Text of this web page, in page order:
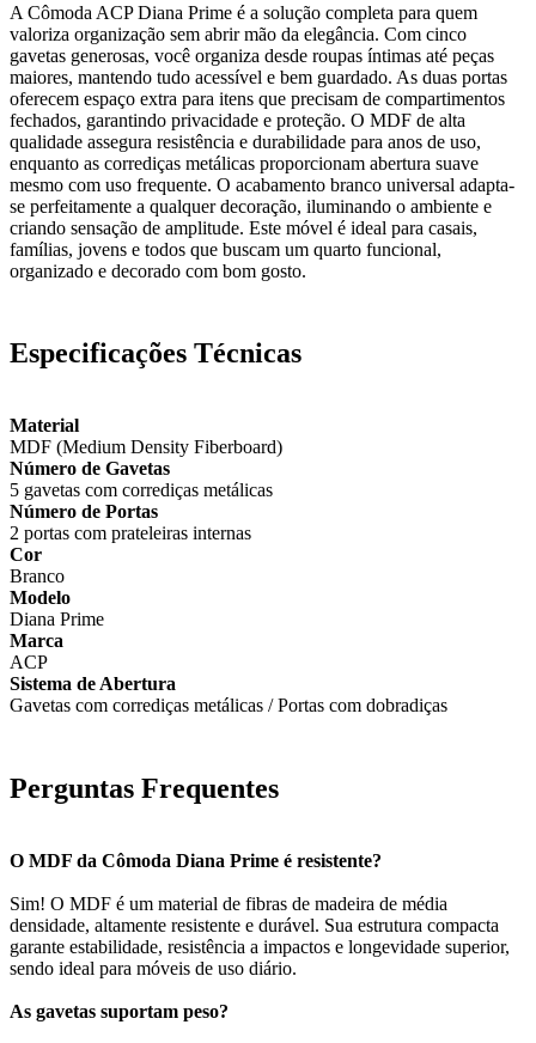
A Cômoda ACP Diana Prime é a solução completa para quem
valoriza organização sem abrir mão da elegância. Com cinco
gavetas generosas, você organiza desde roupas íntimas até peças
maiores, mantendo tudo acessível e bem guardado. As duas portas
oferecem espaço extra para itens que precisam de compartimentos
fechados, garantindo privacidade e proteção. O MDF de alta
qualidade assegura resistência e durabilidade para anos de uso,
enquanto as corrediças metálicas proporcionam abertura suave
mesmo com uso frequente. O acabamento branco universal adapta-
se perfeitamente a qualquer decoração, iluminando o ambiente e
criando sensação de amplitude. Este móvel é ideal para casais,
famílias, jovens e todos que buscam um quarto funcional,
organizado e decorado com bom gosto.
Especificações Técnicas
Material
MDF (Medium Density Fiberboard)
Número de Gavetas
5 gavetas com corrediças metálicas
Número de Portas
2 portas com prateleiras internas
Cor
Branco
Modelo
Diana Prime
Marca
ACP
Sistema de Abertura
Gavetas com corrediças metálicas / Portas com dobradiças
Perguntas Frequentes
O MDF da Cômoda Diana Prime é resistente?
Sim! O MDF é um material de fibras de madeira de média
densidade, altamente resistente e durável. Sua estrutura compacta
garante estabilidade, resistência a impactos e longevidade superior,
sendo ideal para móveis de uso diário.
As gavetas suportam peso?